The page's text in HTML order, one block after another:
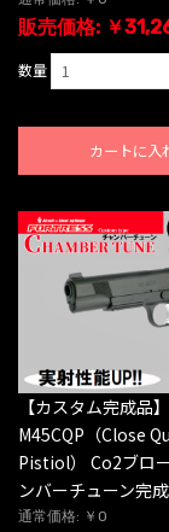
販売価格: ￥
数量
カートに入
【カスタム完成品
M45CQP（Close
Pistiol） Co2ブロ
ンバーチューン完
通常価格: ￥0